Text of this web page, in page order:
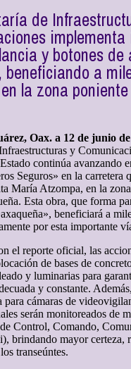
de
y botones de
beneficiando a
la zona
Oax. a 12 de junio
y
continúa avanzando
Seguros» en la carretera
María Atzompa, en la
Esta obra, que forma
beneficiará a
por esta importante
el reporte oficial, las
de bases de
y luminarias para
y constante.
para cámaras de
serán monitoreados de
Control, Comando,
brindando mayor certeza,
transeúntes.